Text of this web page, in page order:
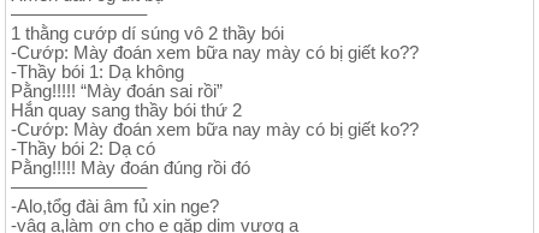
———————–
1 thằng cướp dí súng vô 2 thầy bói
-Cướp: Mày đoán xem bữa nay mày có bị giết ko??
-Thầy bói 1: Dạ không
Pằng!!!!! “Mày đoán sai rồi”
Hắn quay sang thầy bói thứ 2
-Cướp: Mày đoán xem bữa nay mày có bị giết ko??
-Thầy bói 2: Dạ có
Pằng!!!!! Mày đoán đúng rồi đó
———————–
-Alo,tổg đài âm fủ xin nge?
-vâg ạ,làm ơn cho e gặp dim vươg ạ